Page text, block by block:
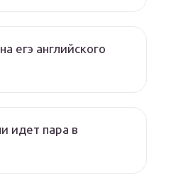
егэ английского
идет пара в